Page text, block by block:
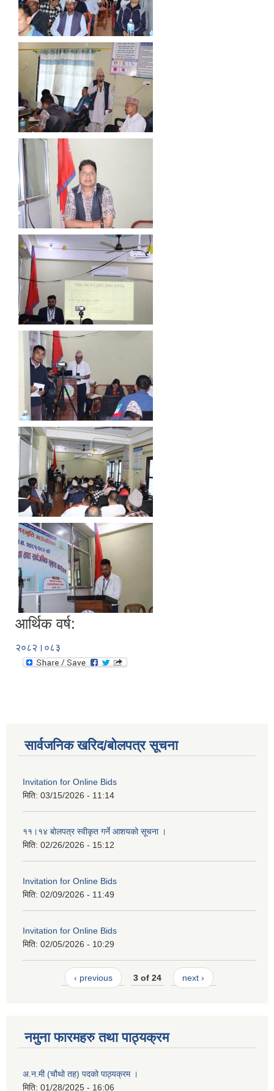
आर्थिक वर्ष:
२०८२।०८३
सार्वजनिक खरिद/बोलपत्र सूचना
Invitation for Online Bids
मिति: 03/15/2026 - 11:14
११।१४ बोलपत्र स्वीकृत गर्ने आशयको सूचना ।
मिति: 02/26/2026 - 15:12
Invitation for Online Bids
मिति: 02/09/2026 - 11:49
Invitation for Online Bids
मिति: 02/05/2026 - 10:29
‹ previous 3 of 24 next ›
नमुना फारमहरु तथा पाठ्यक्रम
अ.न.मी (चौथो तह) पदको पाठ्यक्रम ।
मिति: 01/28/2025 - 16:06